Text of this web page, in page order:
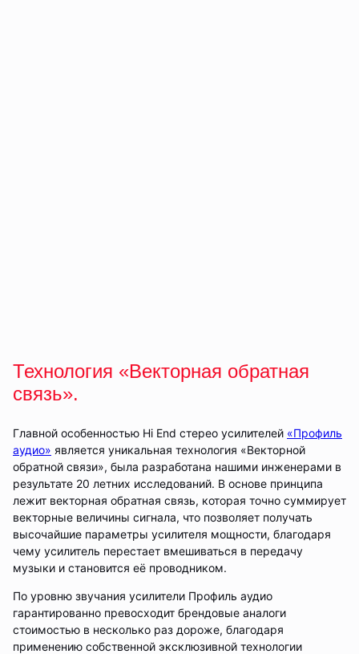
Технология «Векторная обратная
связь».
Главной особенностью Hi End стерео усилителей «Профиль
аудио» является уникальная технология «Векторной
обратной связи», была разработана нашими инженерами в
результате 20 летних исследований. В основе принципа
лежит векторная обратная связь, которая точно суммирует
векторные величины сигнала, что позволяет получать
высочайшие параметры усилителя мощности, благодаря
чему усилитель перестает вмешиваться в передачу
музыки и становится её проводником.
По уровню звучания усилители Профиль аудио
гарантированно превосходит брендовые аналоги
стоимостью в несколько раз дороже, благодаря
применению собственной эксклюзивной технологии